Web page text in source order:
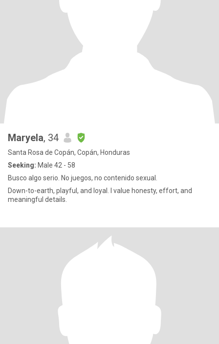
Maryela, 34
Santa Rosa de Copán, Copán, Honduras
Seeking: Male 42 - 58
Busco algo serio. No juegos, no contenido sexual.
Down-to-earth, playful, and loyal. I value honesty, effort, and
meaningful details.